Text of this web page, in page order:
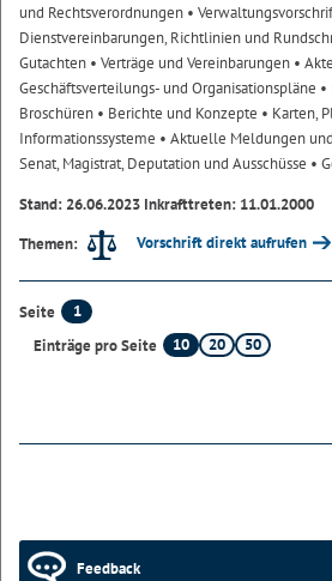
und Rechtsverordnungen •
Dienstvereinbarungen, Richtlinien und
Gutachten • Verträge und Vereinbarungen •
Geschäftsverteilungs- und Organisationspläne
Broschüren • Berichte und Konzepte • Karten,
Informationssysteme • Aktuelle Meldungen
Senat, Magistrat, Deputation und Ausschüsse •
Stand: 26.06.2023 Inkrafttreten: 11.01.2000
Themen:
Vorschrift direkt aufrufen
Seite
1
Einträge pro Seite
10 20 50
Feedback